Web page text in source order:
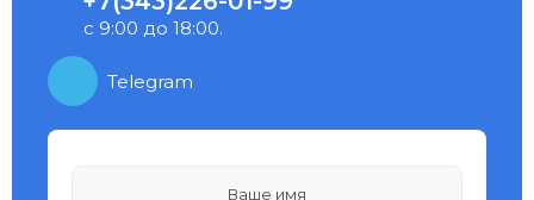
с 9:00 до 18:00.
Telegram